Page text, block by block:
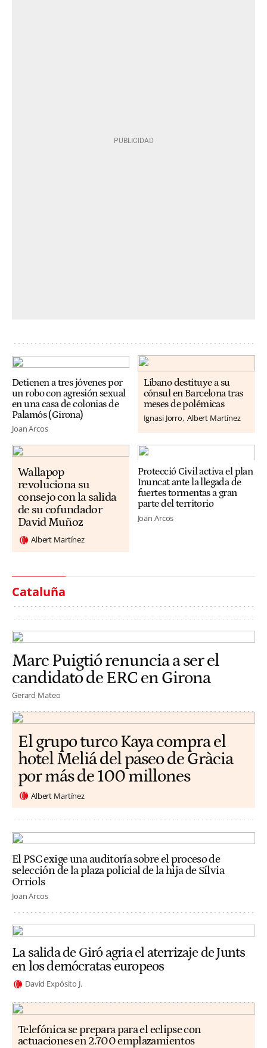
Detienen a tres jóvenes por
un robo con agresión sexual
en una casa de colonias de
Palamós (Girona)
Joan Arcos
Líbano destituye a su
cónsul en Barcelona tras
meses de polémicas
Ignasi Jorro Albert Martínez
Wallapop
revoluciona su
consejo con la salida
de su cofundador
David Muñoz
Albert Martínez
Protecció Civil activa el plan
Inuncat ante la llegada de
fuertes tormentas a gran
parte del territorio
Joan Arcos
Cataluña
Marc Puigtió renuncia a ser el
candidato de ERC en Girona
Gerard Mateo
El grupo turco Kaya compra el
hotel Meliá del paseo de Gràcia
por más de 100 millones
Albert Martínez
El PSC exige una auditoría sobre el proceso de
selección de la plaza policial de la hija de Sílvia
Orriols
Joan Arcos
La salida de Giró agria el aterrizaje de Junts
en los demócratas europeos
David Expósito J.
Telefónica se prepara para el eclipse con
actuaciones en 2.700 emplazamientos